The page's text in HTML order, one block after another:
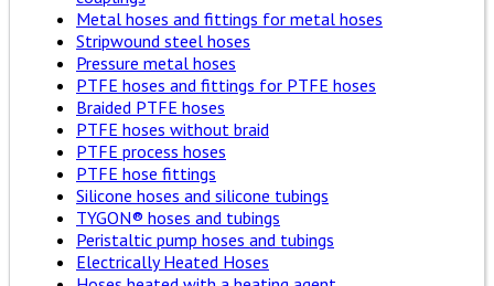
Metal hoses and fittings for metal hoses
Stripwound steel hoses
Pressure metal hoses
PTFE hoses and fittings for PTFE hoses
Braided PTFE hoses
PTFE hoses without braid
PTFE process hoses
PTFE hose fittings
Silicone hoses and silicone tubings
TYGON® hoses and tubings
Peristaltic pump hoses and tubings
Electrically Heated Hoses